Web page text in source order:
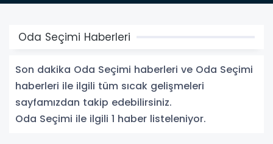
BULUŞMA NOKTASI
Oda Seçimi Haberleri
Son dakika Oda Seçimi haberleri ve Oda Seçimi
haberleri ile ilgili tüm sıcak gelişmeleri
sayfamızdan takip edebilirsiniz.
Oda Seçimi ile ilgili 1 haber listeleniyor.